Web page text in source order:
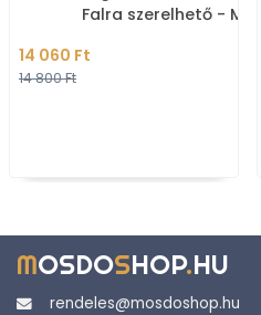
Falra szerelhető - Matt
14 060 Ft
14 800 Ft
MOSDOSHOP.HU
rendeles@mosdoshop.hu